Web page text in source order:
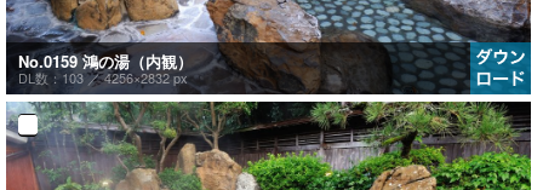
No.0159 鴻の湯（内観）
DL数：103 ／4256×2832 px